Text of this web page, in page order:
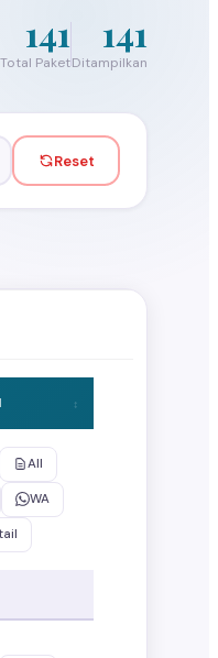
141
Total Paket
141
Ditampilkan
Reset
All
WA